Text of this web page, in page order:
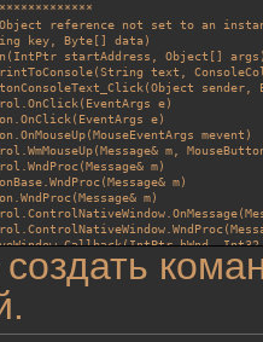
Object reference not set to an
key, Byte[] data)
startAddress, Object[]
text,
sender,
e)
e)
mevent)
m,
m)
m)
m)
hWnd,
**************
3600)